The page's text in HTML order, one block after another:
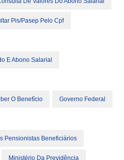
Pis/pasep Pelo Cpf
E Abono Salarial
O Benefício Governo Federal
Pensionistas Beneficiários
Ministério Da Previdência